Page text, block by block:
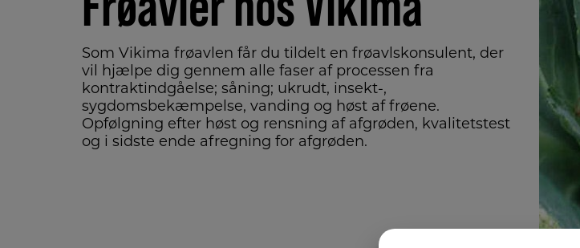
Som Vikima frøavlen får du tildelt en frøavlskonsulent, der
vil hjælpe dig gennem alle faser af processen fra
kontraktindgåelse; såning; ukrudt, insekt-,
sygdomsbekæmpelse, vanding og høst af frøene.
Opfølgning efter høst og rensning af afgrøden, kvalitetstest
og i sidste ende afregning for afgrøden.